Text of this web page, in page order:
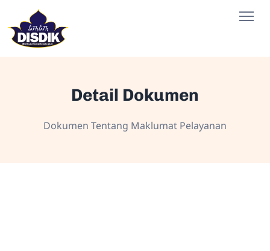
Detail Dokumen
Dokumen Tentang Maklumat Pelayanan